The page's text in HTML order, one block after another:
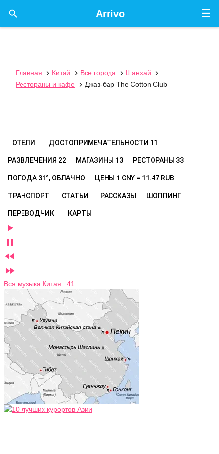
☰
Arrivo

Главная  Китай  Все города  Шанхай

Рестораны и кафе
 Джаз-бар The Cotton Club
ОТЕЛИ ДОСТОПРИМЕЧАТЕЛЬНОСТИ 11
РАЗВЛЕЧЕНИЯ 22 МАГАЗИНЫ 13 РЕСТОРАНЫ 33
ПОГОДА 31°, ОБЛАЧНО ЦЕНЫ 1 CNY = 11.47 RUB
ТРАНСПОРТ СТАТЬИ РАССКАЗЫ ШОППИНГ
ПЕРЕВОДЧИК КАРТЫ




Вся музыка Китая 41